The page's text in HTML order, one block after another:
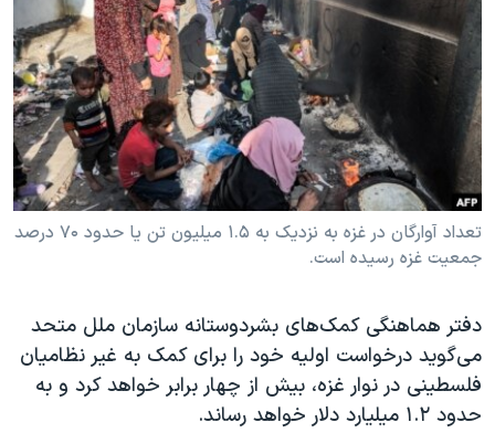
فرهنگ و زندگی
حقوق شهروندی
علم و فناوری
اسرائیل در جنگ
گالری عکس
آرشیو پخش زنده
مستندها
انتخابات ریاست جمهوری آمریکا ۲۰۲۴
حمله جمهوری اسلامی به اسرائیل
رمز مهسا
ورزش زنان در ایران
اعتراضات زن، زندگی، آزادی
مجموعه مستندهای دادخواهی
دادگاه حمید نوری
چهل سال گروگان‌گیری
قانون شفافیت دارائی کادر رهبری ایران
دنبال کنید
زبانهای مختلف
تعداد آوارگان در غزه به نزدیک به ۱.۵ میلیون تن یا حدود ۷۰ درصد
جمعیت غزه رسیده است.
دفتر هماهنگی کمک‌های بشردوستانه سازمان ملل متحد
می‌گوید درخواست اولیه خود را برای کمک به غیر نظامیان
فلسطینی در نوار غزه، بیش از چهار برابر خواهد کرد و به
حدود ۱.۲ میلیارد دلار خواهد رساند.